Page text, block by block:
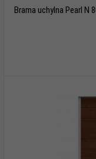
Brama uchylna Pearl N